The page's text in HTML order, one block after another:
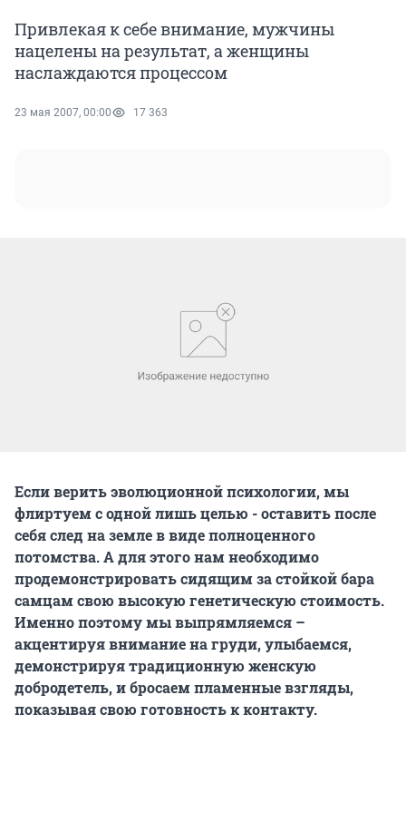
Привлекая к себе внимание, мужчины
нацелены на результат, а женщины
наслаждаются процессом
23 мая 2007, 00:00 17 363
Если верить эволюционной психологии, мы
флиртуем с одной лишь целью - оставить после
себя след на земле в виде полноценного
потомства. А для этого нам необходимо
продемонстрировать сидящим за стойкой бара
самцам свою высокую генетическую стоимость.
Именно поэтому мы выпрямляемся –
акцентируя внимание на груди, улыбаемся,
демонстрируя традиционную женскую
добродетель, и бросаем пламенные взгляды,
показывая свою готовность к контакту.